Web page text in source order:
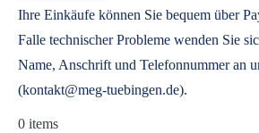
Ihre Einkäufe können Sie bequem über
Falle technischer Probleme wenden Sie
Name, Anschrift und Telefonnummer an
(kontakt@meg-tuebingen.de).
0 items